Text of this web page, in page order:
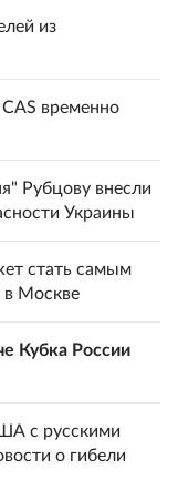
из
временно
Рубцову внесли
Украины
стать самым
в Москве
Кубка России
с русскими
о гибели